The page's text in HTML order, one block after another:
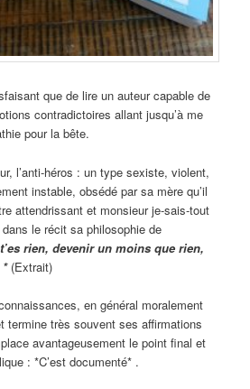
que de lire un auteur capable de
contradictoires allant jusqu’à me
pour la bête.
l’anti-héros : un type sexiste, violent,
instable, obsédé par sa mère qu’il
attendrissant et monsieur je-sais-tout
le récit sa philosophie de
rien, devenir un moins que rien,
* (Extrait)
en général moralement
termine très souvent ses affirmations
avantageusement le point final et
: *C’est documenté* .